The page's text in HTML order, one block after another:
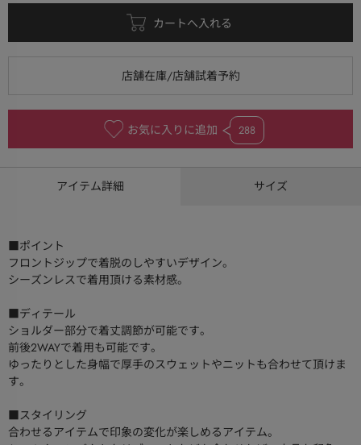
お気に入りに追加 288
アイテム詳細 サイズ
■ポイント
フロントジップで着脱のしやすいデザイン。
シーズンレスで着用頂ける素材感。
■ディテール
ショルダー部分で着丈調節が可能です。
前後2WAYで着用も可能です。
ゆったりとした身幅で厚手のスウェットやニットも合わせて頂けま
す。
■スタイリング
合わせるアイテムで印象の変化が楽しめるアイテム。